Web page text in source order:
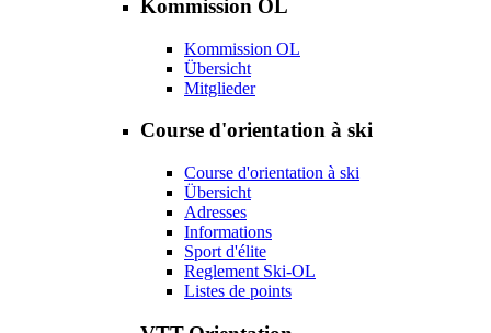
Kommission OL
Kommission OL
Übersicht
Mitglieder
Course d'orientation à ski
Course d'orientation à ski
Übersicht
Adresses
Informations
Sport d'élite
Reglement Ski-OL
Listes de points